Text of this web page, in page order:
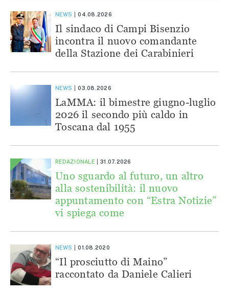
NEWS 04.08.2026
Il sindaco di Campi Bisenzio
incontra il nuovo comandante
della Stazione dei Carabinieri
NEWS 03.08.2026
LaMMA: il bimestre giugno-luglio
2026 il secondo più caldo in
Toscana dal 1955
REDAZIONALE 31.07.2026
Uno sguardo al futuro, un altro
alla sostenibilità: il nuovo
appuntamento con “Estra Notizie”
vi spiega come
NEWS 01.08.2020
“Il prosciutto di Maino”
raccontato da Daniele Calieri